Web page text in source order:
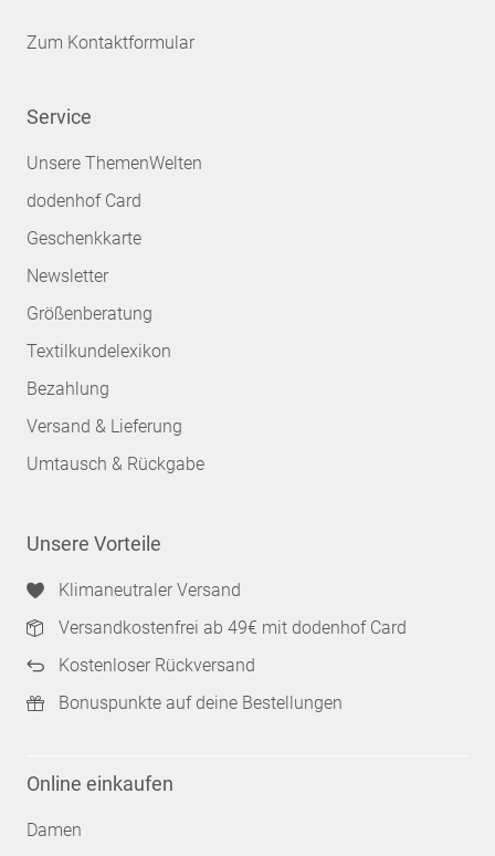
Zum Kontaktformular
Service
Unsere ThemenWelten
dodenhof Card
Geschenkkarte
Newsletter
Größenberatung
Textilkundelexikon
Bezahlung
Versand & Lieferung
Umtausch & Rückgabe
Unsere Vorteile
Klimaneutraler Versand
Versandkostenfrei ab 49€ mit dodenhof Card
Kostenloser Rückversand
Bonuspunkte auf deine Bestellungen
Online einkaufen
Damen